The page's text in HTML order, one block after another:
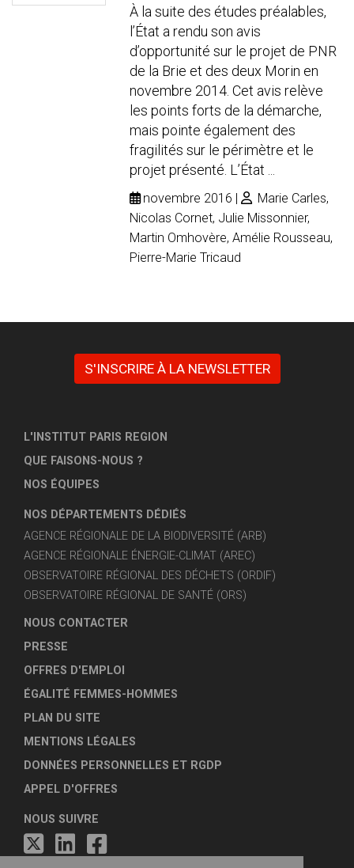
À la suite des études préalables,
l’État a rendu son avis
d’opportunité sur le projet de PNR
de la Brie et des deux Morin en
novembre 2014. Cet avis relève
les points forts de la démarche,
mais pointe également des
fragilités sur le périmètre et le
projet présenté. L’État ...
novembre 2016
Marie Carles,
Nicolas Cornet, Julie Missonnier,
Martin Omhovère, Amélie Rousseau,
Pierre-Marie Tricaud
S'INSCRIRE À LA NEWSLETTER
L'INSTITUT PARIS REGION
QUE FAISONS-NOUS ?
NOS ÉQUIPES
NOS DÉPARTEMENTS DÉDIÉS
AGENCE RÉGIONALE DE LA BIODIVERSITÉ (ARB)
AGENCE RÉGIONALE ÉNERGIE-CLIMAT (AREC)
OBSERVATOIRE RÉGIONAL DES DÉCHETS (ORDIF)
OBSERVATOIRE RÉGIONAL DE SANTÉ (ORS)
NOUS CONTACTER
PRESSE
OFFRES D'EMPLOI
ÉGALITÉ FEMMES-HOMMES
PLAN DU SITE
MENTIONS LÉGALES
DONNÉES PERSONNELLES ET RGDP
APPEL D'OFFRES
NOUS SUIVRE